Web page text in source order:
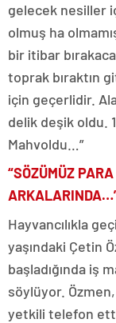
gelecek nesiller
olmuş ha
bir itibar
toprak bıraktın
için geçerlidir.
delik deşik oldu.
Mahvoldu…”
“SÖZÜMÜZ
Hayvancılıkla
yaşındaki Çetin
başladığında iş
söylüyor.
yetkili telefon